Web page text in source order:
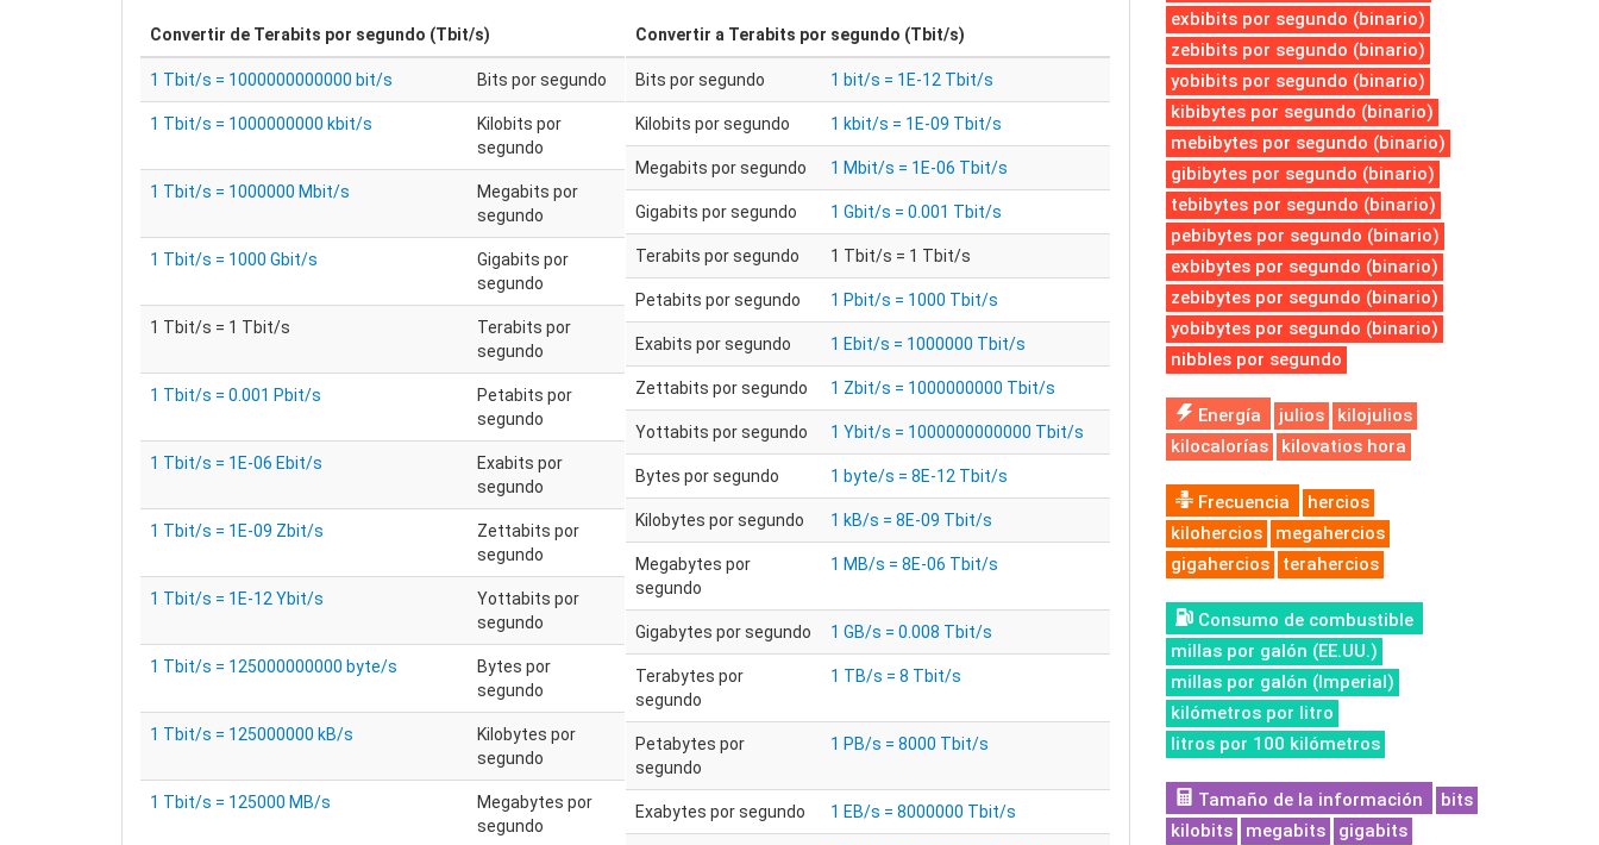
Convertir de Terabits por segundo (Tbit/s)
1 Tbit/s = 1000000000000 bit/s Bits por segundo
1 Tbit/s = 1000000000 kbit/s
Kilobits por
segundo
1 Tbit/s = 1000000 Mbit/s
Megabits por
segundo
1 Tbit/s = 1000 Gbit/s
Gigabits por
segundo
1 Tbit/s = 1 Tbit/s
Terabits por
segundo
1 Tbit/s = 0.001 Pbit/s
Petabits por
segundo
1 Tbit/s = 1E-06 Ebit/s
Exabits por
segundo
1 Tbit/s = 1E-09 Zbit/s
Zettabits por
segundo
1 Tbit/s = 1E-12 Ybit/s
Yottabits por
segundo
1 Tbit/s = 125000000000 byte/s
Bytes por
segundo
1 Tbit/s = 125000000 kB/s
Kilobytes por
segundo
1 Tbit/s = 125000 MB/s
Megabytes por
segundo
Convertir a Terabits por segundo (Tbit/s)
Bits por segundo 1 bit/s = 1E-12 Tbit/s
Kilobits por segundo 1 kbit/s = 1E-09 Tbit/s
Megabits por segundo 1 Mbit/s = 1E-06 Tbit/s
Gigabits por segundo 1 Gbit/s = 0.001 Tbit/s
Terabits por segundo 1 Tbit/s = 1 Tbit/s
Petabits por segundo 1 Pbit/s = 1000 Tbit/s
Exabits por segundo 1 Ebit/s = 1000000 Tbit/s
Zettabits por segundo 1 Zbit/s = 1000000000 Tbit/s
Yottabits por segundo 1 Ybit/s = 1000000000000 Tbit/s
Bytes por segundo 1 byte/s = 8E-12 Tbit/s
Kilobytes por segundo 1 kB/s = 8E-09 Tbit/s
Megabytes por
segundo
1 MB/s = 8E-06 Tbit/s
Gigabytes por segundo 1 GB/s = 0.008 Tbit/s
Terabytes por
segundo
1 TB/s = 8 Tbit/s
Petabytes por
segundo
1 PB/s = 8000 Tbit/s
Exabytes por segundo 1 EB/s = 8000000 Tbit/s
exbibits por segundo (binario)
zebibits por segundo (binario)
yobibits por segundo (binario)
kibibytes por segundo (binario)
mebibytes por segundo (binario)
gibibytes por segundo (binario)
tebibytes por segundo (binario)
pebibytes por segundo (binario)
exbibytes por segundo (binario)
zebibytes por segundo (binario)
yobibytes por segundo (binario)
nibbles por segundo
Energía julios
kilojulios
kilocalorías
kilovatios hora
Frecuencia
hercios
kilohercios
megahercios
gigahercios
terahercios
Consumo de combustible
millas por galón (EE.UU.)
millas por galón (Imperial)
kilómetros por litro
litros por 100 kilómetros
Tamaño de la información
bits
kilobits
megabits
gigabits